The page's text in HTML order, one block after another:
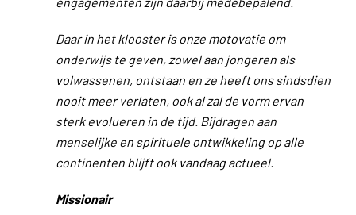
Daar in het klooster is onze motovatie om
onderwijs te geven, zowel aan jongeren als
volwassenen, ontstaan en ze heeft ons sindsdien
nooit meer verlaten, ook al zal de vorm ervan
sterk evolueren in de tijd. Bijdragen aan
menselijke en spirituele ontwikkeling op alle
continenten blijft ook vandaag actueel.
Missionair